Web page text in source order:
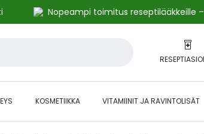
Nopeampi toimitus reseptilääkkeille
KOSMETIIKKA VITAMIINIT JA RAVINTOLISÄT